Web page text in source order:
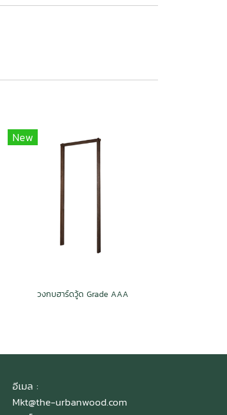
New
วงกบฮาร์ดวู้ด Grade AAA
อีเมล :
Mkt@the-urbanwood.com